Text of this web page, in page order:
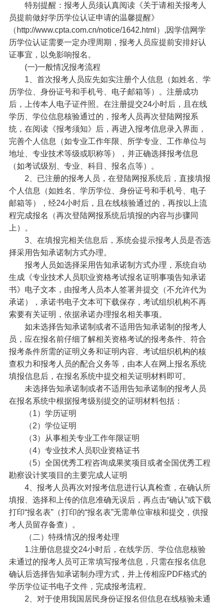
特别提醒：报考人员须认真阅读《关于请相关报考人
员提前做好学历学位认证申请的温馨提醒》
（http://www.cpta.com.cn/notice/1642.html）,因学信网学
历学位认证需要一定办理周期，报考人员应提前安排好认
证事宜，以免影响报名。
(一)一般情况报考流程
1、首次报考人员应先如实注册个人信息（如姓名、学
历学位、身份证号和手机号、电子邮箱等）。注册成功
后，上传本人电子证件照。在注册提交24小时后，且在线
学历、学位信息核验通过的，报考人员再次登陆网报系
统，在阅读《报考须知》后，再进入报考信息录入界面，
完善个人信息（如专业工作年限、所学专业、工作单位与
地址、专业技术等级或职称等），并正确选择报考信息
（如考试级别、专业、科目、报名点等）。
2、已注册的报考人员，在登陆网报系统后，直接填报
个人信息（如姓名、学历学位、身份证号和手机号、电子
邮箱等），经24小时后，且在线核验通过的，再按以上流
程完成报名（再次登陆网报系统后填报的内容与步骤同
上）。
3、在填报完相关信息后，系统会提示报考人员是否选
择采用告知承诺制方式办理。
报考人员如选择采用告知承诺制方式办理，系统自动
生成《专业技术人员职业资格考试报名证明事项告知承诺
书》电子文本，由报考人员本人签署并提交（不允许代为
承诺），承诺书电子文本可下载保存，考试组织机构不再
索要有关证明，依据承诺办理报名相关事项。
如未选择告知承诺制或者不适用告知承诺制的报考人
员，应在报名前仔细了解相关资格考试的报考条件、符合
报考条件所需的证明义务和证明内容、考试组织机构的核
查权力和报考人员的配合义务等，由本人在网上报名系统
填报信息后，在报名系统中提交相关证明材料即可。
未选择告知承诺制或者不适用告知承诺制的报考人员
在报名系统中根据报考级别提交的证明材料包括：
（1）学历证明
（2）学位证明
（3）从事相关专业工作年限证明
（4）专业技术人员职业资格证书
（5）全国优秀工程咨询成果奖项目或者全国优秀工程
勘察设计奖项目的主要完成人证明
4、报考人员再次对报考信息进行认真检查，在确认所
填报、选择和上传的信息准确无误后，再点击“确认”或下载
打印“报名表”（打印的“报名表”无需单位审核和提交，供报
考人员留存备查）。
（二）特殊情况的报考处理
1.注册信息提交24小时后，在线学历、学位信息核验
未通过的报考人员可正常填写报考信息，只需在报名信息
确认后选择告知承诺制办理方式，并上传相应PDF格式的
学历学位证书电子文件，完成报考流程。
2、对于使用我国居民身份证报名但信息在线核验未通